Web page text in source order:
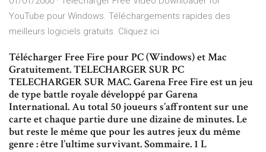
YouTube pour Windows. Téléchargements rapides des
meilleurs logiciels gratuits. Cliquez ici
Télécharger Free Fire pour PC (Windows) et Mac
Gratuitement. TELECHARGER SUR PC
TELECHARGER SUR MAC. Garena Free Fire est un jeu
de type battle royale développé par Garena
International. Au total 50 joueurs s’affrontent sur une
carte et chaque partie dure une dizaine de minutes. Le
but reste le même que pour les autres jeux du même
genre : être l’ultime survivant. Sommaire. 1 L